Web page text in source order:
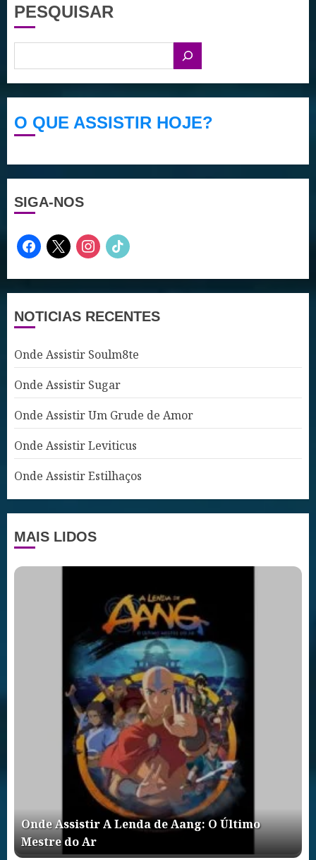
PESQUISAR
O QUE ASSISTIR HOJE?
SIGA-NOS
facebook
x instagram
tiktok
NOTICIAS RECENTES
Onde Assistir Soulm8te
Onde Assistir Sugar
Onde Assistir Um Grude de Amor
Onde Assistir Leviticus
Onde Assistir Estilhaços
MAIS LIDOS
Onde Assistir A Lenda de Aang: O Último
Mestre do Ar